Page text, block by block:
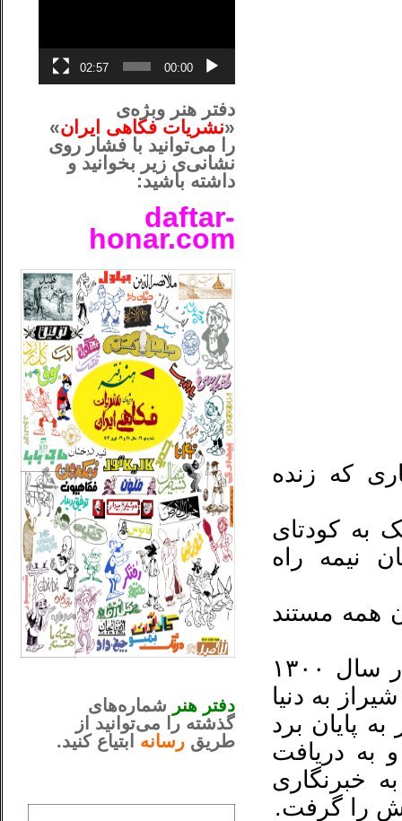
که زنده
به کودتای
نیمه راه
همه مستند
او که در شعر ” شورش” تخلص کرده بود در سال ۱۳۰۰
به دنیا
پایان برد
و به دریافت
خبرنگاری
00:00
02:57
دفتر هنر وبژه‌ی
«نشریات فکاهی ایران»
را می‌توانید با فشار روی
نشانی‌ی زیر بخوانید و
داشته باشید:
daftar-
honar.com
دفتر هنر شماره‌های
گذشته را می‌توانید از
طریق رسانه ابتیاع کنید.